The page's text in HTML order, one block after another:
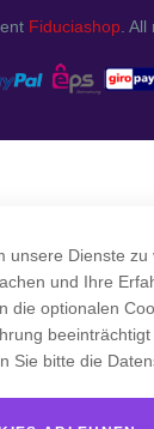
Fiduciashop .
unsere Dienste zu
und Ihre
die optionalen
Sie bitte die